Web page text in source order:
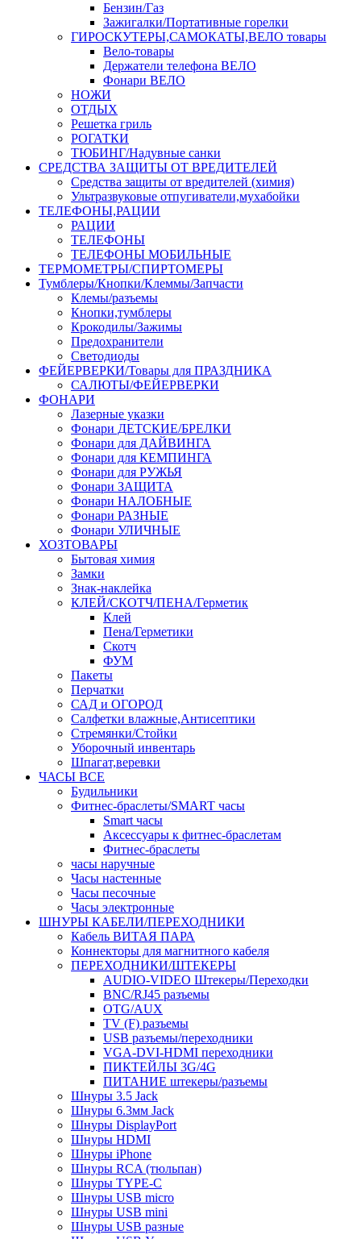
Бензин/Газ
Зажигалки/Портативные горелки
ГИРОСКУТЕРЫ,САМОКАТЫ,ВЕЛО товары
Вело-товары
Держатели телефона ВЕЛО
Фонари ВЕЛО
НОЖИ
ОТДЫХ
Решетка гриль
РОГАТКИ
ТЮБИНГ/Надувные санки
СРЕДСТВА ЗАЩИТЫ ОТ ВРЕДИТЕЛЕЙ
Средства защиты от вредителей (химия)
Ультразвуковые отпугиватели,мухабойки
ТЕЛЕФОНЫ,РАЦИИ
РАЦИИ
ТЕЛЕФОНЫ
ТЕЛЕФОНЫ МОБИЛЬНЫЕ
ТЕРМОМЕТРЫ/СПИРТОМЕРЫ
Тумблеры/Кнопки/Клеммы/Запчасти
Клемы/разъемы
Кнопки,тумблеры
Крокодилы/Зажимы
Предохранители
Светодиоды
ФЕЙЕРВЕРКИ/Товары для ПРАЗДНИКА
САЛЮТЫ/ФЕЙЕРВЕРКИ
ФОНАРИ
Лазерные указки
Фонари ДЕТСКИЕ/БРЕЛКИ
Фонари для ДАЙВИНГА
Фонари для КЕМПИНГА
Фонари для РУЖЬЯ
Фонари ЗАЩИТА
Фонари НАЛОБНЫЕ
Фонари РАЗНЫЕ
Фонари УЛИЧНЫЕ
ХОЗТОВАРЫ
Бытовая химия
Замки
Знак-наклейка
КЛЕЙ/СКОТЧ/ПЕНА/Герметик
Клей
Пена/Герметики
Скотч
ФУМ
Пакеты
Перчатки
САД и ОГОРОД
Салфетки влажные,Антисептики
Стремянки/Стойки
Уборочный инвентарь
Шпагат,веревки
ЧАСЫ ВСЕ
Будильники
Фитнес-браслеты/SMART часы
Smart часы
Аксессуары к фитнес-браслетам
Фитнес-браслеты
часы наручные
Часы настенные
Часы песочные
Часы электронные
ШНУРЫ КАБЕЛИ/ПЕРЕХОДНИКИ
Кабель ВИТАЯ ПАРА
Коннекторы для магнитного кабеля
ПЕРЕХОДНИКИ/ШТЕКЕРЫ
AUDIO-VIDEO Штекеры/Переходки
BNC/RJ45 разъемы
OTG/AUX
TV (F) разъемы
USB разъемы/переходники
VGA-DVI-HDMI переходники
ПИКТЕЙЛЫ 3G/4G
ПИТАНИЕ штекеры/разъемы
Шнуры 3.5 Jack
Шнуры 6.3мм Jack
Шнуры DisplayPort
Шнуры HDMI
Шнуры iPhone
Шнуры RCA (тюльпан)
Шнуры TYPE-C
Шнуры USB micro
Шнуры USB mini
Шнуры USB разные